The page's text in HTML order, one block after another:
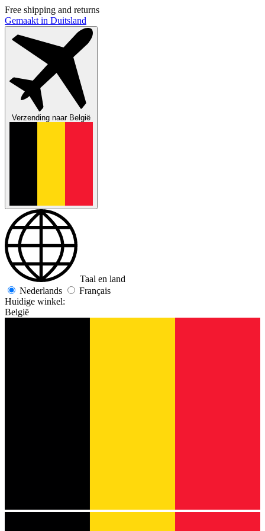
Free shipping and returns
Gemaakt in Duitsland
Verzending naarBelgië
Taal en land
Nederlands
Français
Huidige winkel:
België